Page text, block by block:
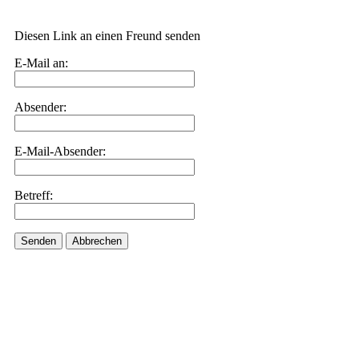
Diesen Link an einen Freund senden
E-Mail an:
Absender:
E-Mail-Absender:
Betreff:
Senden Abbrechen